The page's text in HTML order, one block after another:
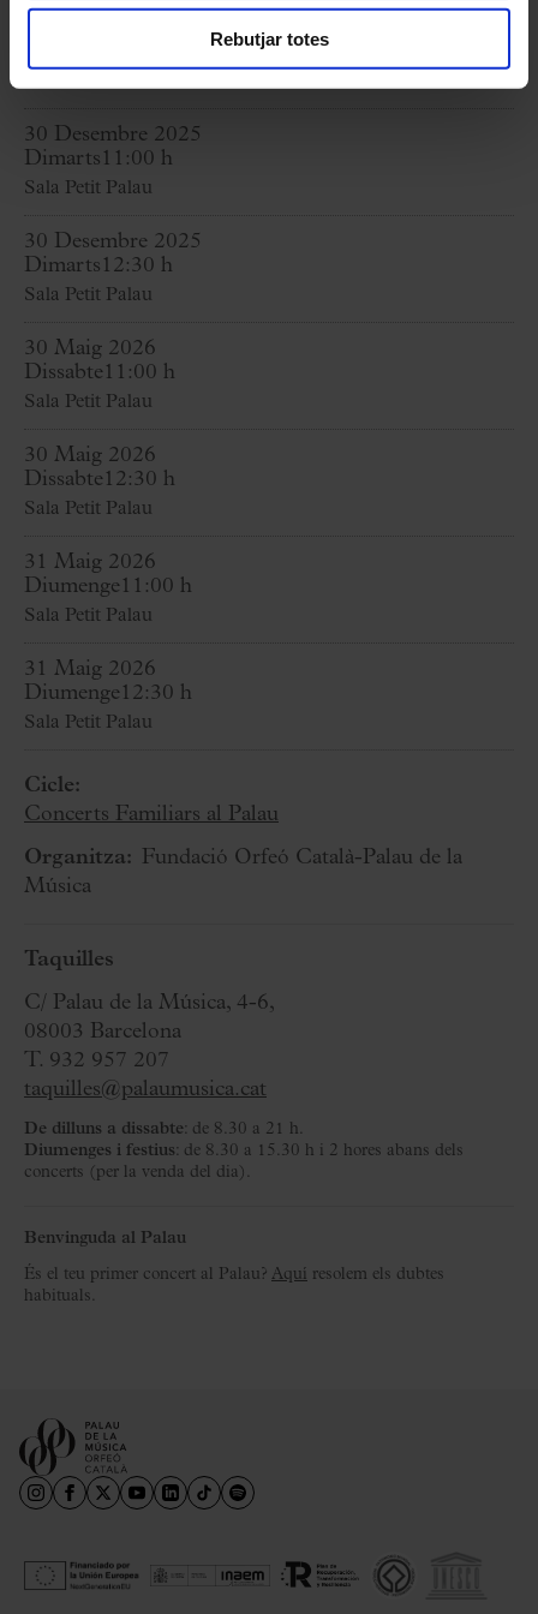
Rebutjar totes
30 Desembre 2025
Dimarts 11:00 h
Sala Petit Palau
30 Desembre 2025
Dimarts 12:30 h
Sala Petit Palau
30 Maig 2026
Dissabte11:00 h
Sala Petit Palau
30 Maig 2026
Dissabte12:30 h
Sala Petit Palau
31 Maig 2026
Diumenge11:00 h
Sala Petit Palau
31 Maig 2026
Diumenge12:30 h
Sala Petit Palau
Cicle:
Concerts Familiars al Palau
Organitza: Fundació Orfeó Català-Palau de la
Música
Taquilles
C/ Palau de la Música, 4-6,
08003 Barcelona
T. 932 957 207
taquilles@palaumusica.cat
De dilluns a dissabte: de 8.30 a 21 h.
Diumenges i festius: de 8.30 a 15.30 h i 2 hores abans dels
concerts (per la venda del dia).
Benvinguda al Palau
És el teu primer concert al Palau? Aquí resolem els dubtes
habituals.